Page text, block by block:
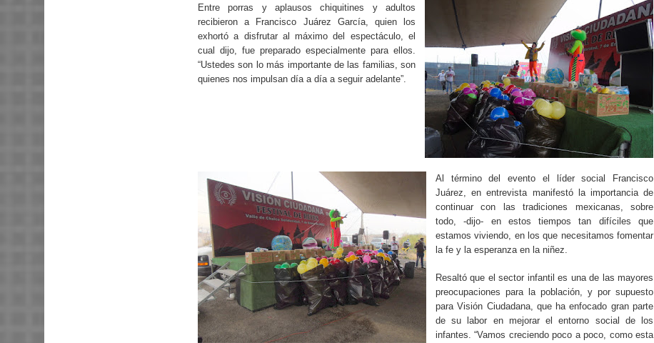
Entre porras y aplausos chiquitines y adultos
recibieron a Francisco Juárez García, quien los
exhortó a disfrutar al máximo del espectáculo, el
cual dijo, fue preparado especialmente para ellos.
“Ustedes son lo más importante de las familias, son
quienes nos impulsan día a día a seguir adelante”.
Al término del evento el líder social Francisco
Juárez, en entrevista manifestó la importancia de
continuar con las tradiciones mexicanas, sobre
todo, -dijo- en estos tiempos tan difíciles que
estamos viviendo, en los que necesitamos fomentar
la fe y la esperanza en la niñez.
Resaltó que el sector infantil es una de las mayores
preocupaciones para la población, y por supuesto
para Visión Ciudadana, que ha enfocado gran parte
de su labor en mejorar el entorno social de los
infantes. “Vamos creciendo poco a poco, como esta